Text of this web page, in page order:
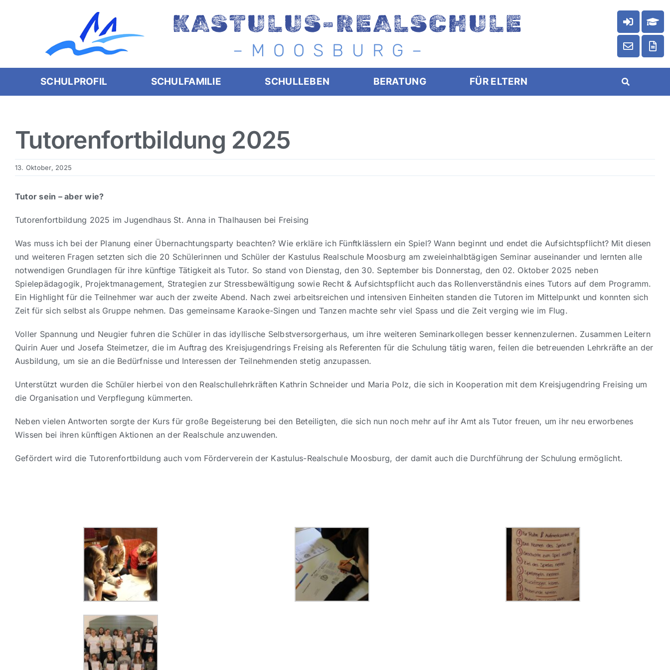
KASTULUS-REALSCHULE
– M O O S B U R G –
SCHULPROFIL SCHULFAMILIE SCHULLEBEN BERATUNG FÜR ELTERN
Tutorenfortbildung 2025
13. Oktober, 2025
Tutor sein – aber wie?
Tutorenfortbildung 2025 im Jugendhaus St. Anna in Thalhausen bei Freising
Was muss ich bei der Planung einer Übernachtungsparty beachten? Wie erkläre ich Fünftklässlern ein Spiel? Wann beginnt und endet die Aufsichtspflicht? Mit diesen
und weiteren Fragen setzten sich die 20 Schülerinnen und Schüler der Kastulus Realschule Moosburg am zweieinhalbtägigen Seminar auseinander und lernten alle
notwendigen Grundlagen für ihre künftige Tätigkeit als Tutor. So stand von Dienstag, den 30. September bis Donnerstag, den 02. Oktober 2025 neben
Spielepädagogik, Projektmanagement, Strategien zur Stressbewältigung sowie Recht & Aufsichtspflicht auch das Rollenverständnis eines Tutors auf dem Programm.
Ein Highlight für die Teilnehmer war auch der zweite Abend. Nach zwei arbeitsreichen und intensiven Einheiten standen die Tutoren im Mittelpunkt und konnten sich
Zeit für sich selbst als Gruppe nehmen. Das gemeinsame Karaoke-Singen und Tanzen machte sehr viel Spass und die Zeit verging wie im Flug.
Voller Spannung und Neugier fuhren die Schüler in das idyllische Selbstversorgerhaus, um ihre weiteren Seminarkollegen besser kennenzulernen. Zusammen Leitern
Quirin Auer und Josefa Steimetzer, die im Auftrag des Kreisjugendrings Freising als Referenten für die Schulung tätig waren, feilen die betreuenden Lehrkräfte an der
Ausbildung, um sie an die Bedürfnisse und Interessen der Teilnehmenden stetig anzupassen.
Unterstützt wurden die Schüler hierbei von den Realschullehrkräften Kathrin Schneider und Maria Polz, die sich in Kooperation mit dem Kreisjugendring Freising um
die Organisation und Verpflegung kümmerten.
Neben vielen Antworten sorgte der Kurs für große Begeisterung bei den Beteiligten, die sich nun noch mehr auf ihr Amt als Tutor freuen, um ihr neu erworbenes
Wissen bei ihren künftigen Aktionen an der Realschule anzuwenden.
Gefördert wird die Tutorenfortbildung auch vom Förderverein der Kastulus-Realschule Moosburg, der damit auch die Durchführung der Schulung ermöglicht.